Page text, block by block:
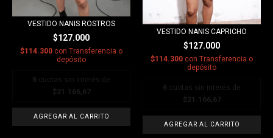
VESTIDO NANIS ROSTROS
$127.000
$114.300 con Transferencia o
depósito
6 cuotas sin interés de
$21.166,67
AGREGAR AL CARRITO
VESTIDO NANIS CAPRICHO
$127.000
$114.300 con Transferencia o
depósito
6 cuotas sin interés de
$21.166,67
AGREGAR AL CARRITO